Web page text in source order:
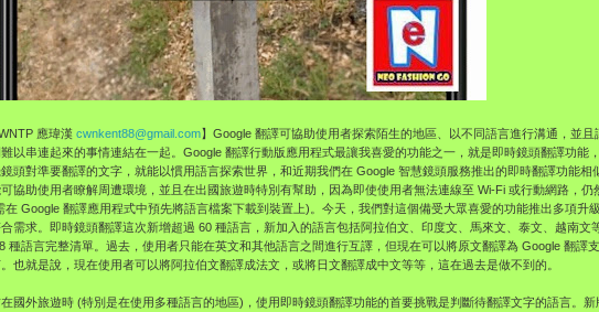
應瑋漢 cwnkent88@gmail.com】Google 翻譯可協助使用者探索陌生的地區、以不同語言進行溝通，並
以串連起來的事情連結在一起。Google 翻譯行動版應用程式最讓我喜愛的功能之一，就是即時鏡頭翻譯功能
頭對準要翻譯的文字，就能以慣用語言探索世界，和近期我們在 Google 智慧鏡頭服務推出的即時翻譯功能相
協助使用者瞭解周遭環境，並且在出國旅遊時特別有幫助，因為即使使用者無法連線至 Wi-Fi 或行動網路，仍
在 Google 翻譯應用程式中預先將語言檔案下載到裝置上)。今天，我們對這個備受大眾喜愛的功能推出多項升
需求。即時鏡頭翻譯這次新增超過 60 種語言，新加入的語言包括阿拉伯文、印度文、馬來文、泰文、越南文
種語言完整清單。過去，使用者只能在英文和其他語言之間進行互譯，但現在可以將原文翻譯為 Google 翻譯
也就是說，現在使用者可以將阿拉伯文翻譯成法文，或將日文翻譯成中文等等，這在過去是做不到的。
在國外旅遊時 (特別是在使用多種語言的地區)，使用即時鏡頭翻譯功能的首要挑戰是判斷待翻譯文字的語言。